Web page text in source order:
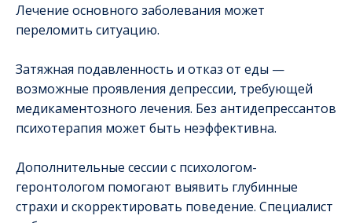
Лечение основного заболевания может
переломить ситуацию.
Затяжная подавленность и отказ от еды —
возможные проявления депрессии, требующей
медикаментозного лечения. Без антидепрессантов
психотерапия может быть неэффективна.
Дополнительные сессии с психологом-
геронтологом помогают выявить глубинные
страхи и скорректировать поведение. Специалист